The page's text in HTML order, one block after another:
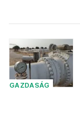
GAZDASÁG